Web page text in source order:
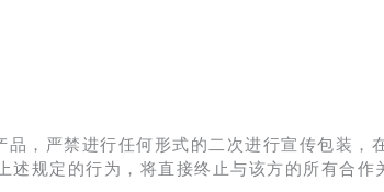
，严禁进行任何形式的二次进行宣传包装，
规定的行为，将直接终止与该方的所有合作